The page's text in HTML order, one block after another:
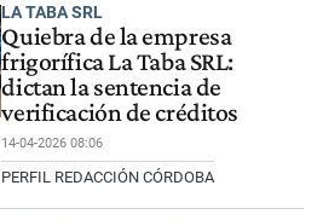
LA TABA SRL
Quiebra de la empresa
frigorífica La Taba SRL:
dictan la sentencia de
verificación de créditos
14-04-2026 08:06
PERFIL REDACCIÓN CÓRDOBA